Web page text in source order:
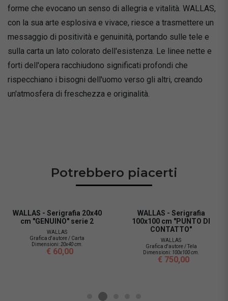
forme che evocano un senso di allegria e vitalità. WALLAS,
con la sua arte esplosiva e vivace, riesce a trasmettere un
messaggio di positività e genuinità, portando sulle tele e
sulla carta un lato colorato dell'esistenza. Le linee nette e
forti dell'opera racchiudono significati profondi che
rispecchiano i bisogni dell'uomo verso gli altri, creando
un'atmosfera di freschezza e originalità.
Potrebbero piacerti
WALLAS - Serigrafia 20x40
cm "GENUINO" serie 2
WALLAS
Grafica d'autore / Carta
Dimensioni: 20x40 cm.
€ 60,00
WALLAS - Serigrafia
100x100 cm "PUNTO DI
CONTATTO"
WALLAS
Grafica d'autore / Tela
Dimensioni: 100x100 cm.
€ 750,00